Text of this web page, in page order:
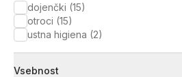
dojenčki (15)
otroci (15)
ustna higiena (2)
Vsebnost